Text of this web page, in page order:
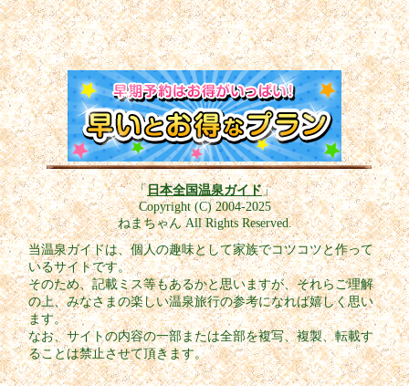
「日本全国温泉ガイド」
Copyright (C) 2004-2025
ねまちゃん All Rights Reserved.
当温泉ガイドは、個人の趣味として家族でコツコツと作って
いるサイトです。
そのため、記載ミス等もあるかと思いますが、それらご理解
の上、みなさまの楽しい温泉旅行の参考になれば嬉しく思い
ます。
なお、サイトの内容の一部または全部を複写、複製、転載す
ることは禁止させて頂きます。